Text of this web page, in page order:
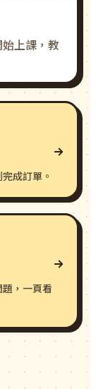
上課，教
成訂單。
，一頁看